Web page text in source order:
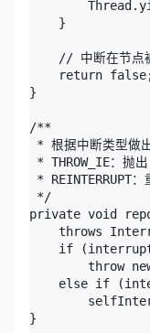
    }
// 中断在节点
return
}
/**
* 根据中断类型做
* THROW_IE：
* REINTERRUPT
*/
private void
throws
if
throw
else if
}